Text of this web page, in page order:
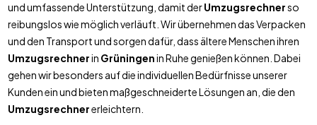
und umfassende Unterstützung, damit derUmzugsrechnerso
reibungslos wie möglich verläuft. Wir übernehmen das Verpacken
und den Transport und sorgen dafür, dass ältere Menschen ihren
Umzugsrechnerin Grüningenin Ruhe genießen können. Dabei
gehen wir besonders auf die individuellen Bedürfnisse unserer
Kunden ein und bieten maßgeschneiderte Lösungen an, die den
Umzugsrechnererleichtern.